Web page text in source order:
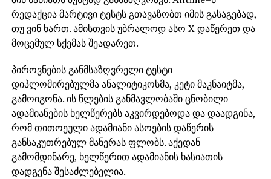
რედაქცია მარტივი ტესტს გთავაზობთ იმის გასაგებად,
თუ ვინ ხართ. ამისთვის უბრალოდ ასო X დაწერეთ და
მოცემულ სქემას შეადარეთ.
პიროვნების განმსაზღვრელი ტესტი
დიპლომირებულმა ანალიტიკოსმა, კეტი მაკნაიტმა,
გამოიგონა. ის წლების განმავლობაში ცნობილი
ადამიანების ხელწერებს აკვირდებოდა და დაადგინა,
რომ თითოეული ადამიანი ასოების დაწერის
განსაკუთრებულ მანერას ფლობს. აქედან
გამომდინარე, ხელწერით ადამიანის ხასიათის
დადგენა შესაძლებელია.